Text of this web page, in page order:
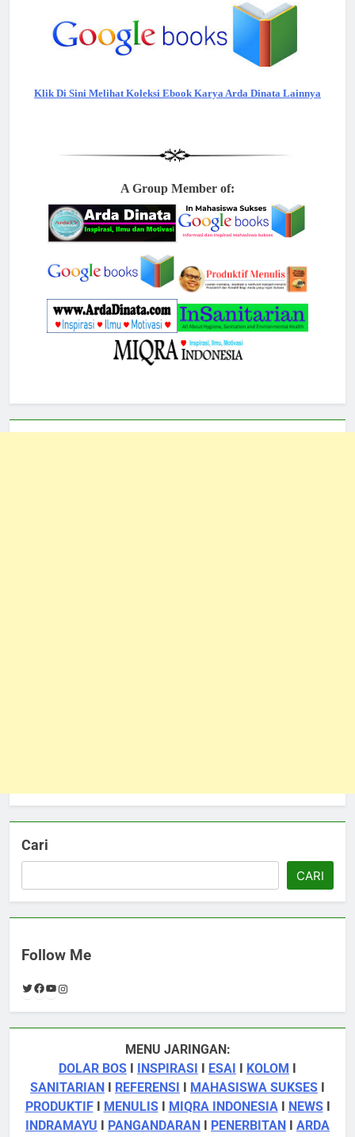
Klik Di Sini Melihat Koleksi Ebook Karya Arda Dinata Lainnya
A Group Member of:
Cari
CARI
Follow Me
Twitter
Facebook
YouTube
MENU JARINGAN:
DOLAR BOS
INSPIRASI ESAI KOLOM
SANITARIAN
REFERENSI MAHASISWA SUKSES
PRODUKTIFI MENULISI MIQRA INDONESIAI NEWSI
INDRAMAYU
PANGANDARAN PENERBITAN ARDA